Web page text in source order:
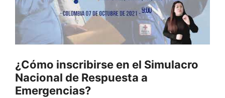
¿Cómo inscribirse en el Simulacro
Nacional de Respuesta a
Emergencias?